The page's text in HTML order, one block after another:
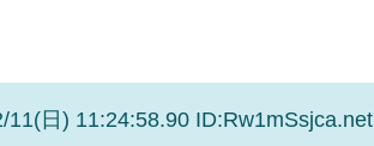
11(日) 11:24:58.90 ID:Rw1mSsjca.net